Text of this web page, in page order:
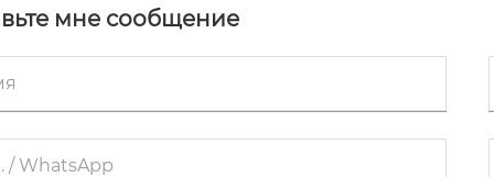
мне сообщение